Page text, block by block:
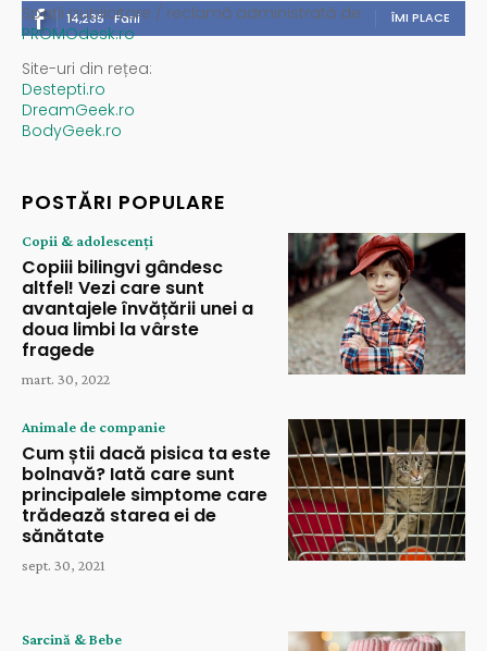
14,235 Fani ÎMI PLACE
Spații publicitare / reclamă administrată de
PROMOdesk.ro
Site-uri din rețea:
Destepti.ro
DreamGeek.ro
BodyGeek.ro
POSTĂRI POPULARE
Copii & adolescenți
Copiii bilingvi gândesc
altfel! Vezi care sunt
avantajele învățării unei a
doua limbi la vârste
fragede
mart. 30, 2022
Animale de companie
Cum știi dacă pisica ta este
bolnavă? Iată care sunt
principalele simptome care
trădează starea ei de
sănătate
sept. 30, 2021
Sarcină & Bebe